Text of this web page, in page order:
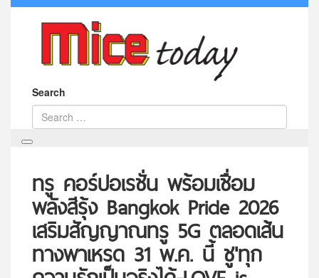
Search
ทรู คอร์ปอเรชั่น พร้อมเชื่อม
พลังสีรุ้ง Bangkok Pride 2026
เสริมสัญญาณทรู 5G ตลอดเส้น
ทางพาเหรด 31 พ.ค. นี้ ชู'ทุก